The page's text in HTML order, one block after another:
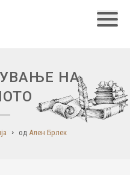
НА
од Ален Брлек